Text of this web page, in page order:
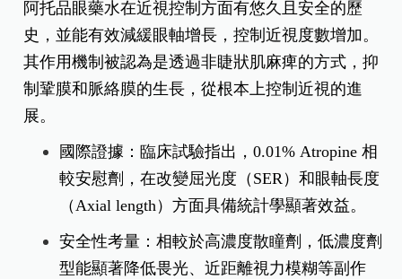
阿托品眼藥水在近視控制方面有悠久且安全的歷
史，並能有效減緩眼軸增長，控制近視度數增加。
其作用機制被認為是透過非睫狀肌麻痺的方式，抑
制鞏膜和脈絡膜的生長，從根本上控制近視的進
展。
國際證據：臨床試驗指出，0.01% Atropine 相
較安慰劑，在改變屈光度（SER）和眼軸長度
（Axial length）方面具備統計學顯著效益。
安全性考量：相較於高濃度散瞳劑，低濃度劑
型能顯著降低畏光、近距離視力模糊等副作